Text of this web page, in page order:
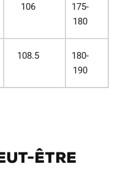
106
175-
180
108.5
180-
190
être